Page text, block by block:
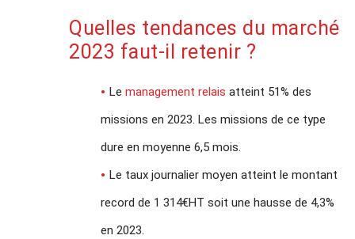
Quelles tendances du marché
2023 faut-il retenir ?
Lemanagement relais atteint 51% des
missions en 2023. Les missions de ce type
dure en moyenne 6,5 mois.
Le taux journalier moyen atteint le montant
record de 1 314€HT soit une hausse de 4,3%
en 2023.